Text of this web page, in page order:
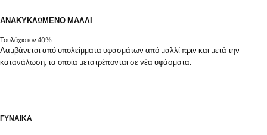
ΑΝΑΚΥΚΛΩΜΈΝΟ ΜΑΛΛΊ
Τουλάχιστον 40%
Λαμβάνεται από υπολείμματα υφασμάτων από μαλλί πριν και μετά την
κατανάλωση, τα οποία μετατρέπονται σε νέα υφάσματα.
ΓΥΝΑΙΚΑ